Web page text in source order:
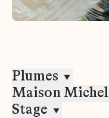
Plumes
Maison Michel
Stage